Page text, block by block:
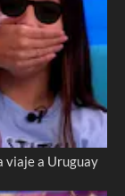
viaje a Uruguay